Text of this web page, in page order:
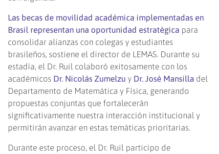
Las becas de movilidad académica implementadas en
Brasil representan una oportunidad estratégica para
consolidar alianzas con colegas y estudiantes
brasileños, sostiene el director de LEMAS. Durante su
estadía, el Dr. Ruil colaboró exitosamente con los
académicos Dr. Nicolás Zumelzu y Dr. José Mansilla del
Departamento de Matemática y Física, generando
propuestas conjuntas que fortalecerán
significativamente nuestra interacción institucional y
permitirán avanzar en estas temáticas prioritarias.
Durante este proceso, el Dr. Ruil participo de